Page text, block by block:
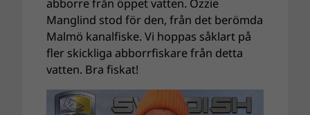
abborre från öppet vatten. Ozzie
Manglind stod för den, från det berömda
Malmö kanalfiske. Vi hoppas såklart på
fler skickliga abborrfiskare från detta
vatten. Bra fiskat!